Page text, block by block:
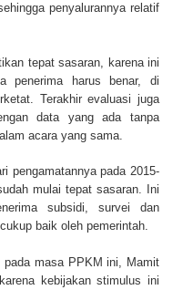
penyalurannya relatif
tepat sasaran, karena ini
penerima harus benar, di
Terakhir evaluasi juga
data yang ada tanpa
acara yang sama.
pengamatannya pada 2015-
mulai tepat sasaran. Ini
subsidi, survei dan
baik oleh pemerintah.
pada masa PPKM ini, Mamit
kebijakan stimulus ini